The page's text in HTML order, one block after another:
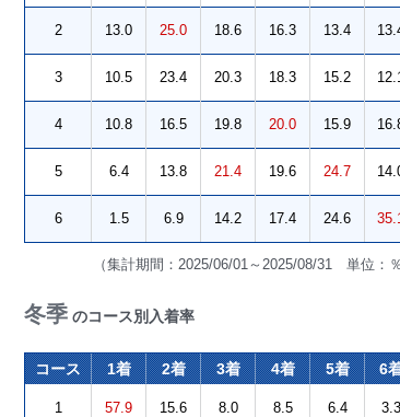
2 13.0 25.0 18.6 16.3 13.4
3 10.5 23.4 20.3 18.3 15.2
4 10.8 16.5 19.8 20.0 15.9
5 6.4 13.8 21.4 19.6 24.7
6 1.5 6.9 14.2 17.4 24.6
（集計期間：2025/06/01～2025/08/31 単位：
冬季 のコース別入着率
コース 1着 2着 3着 4着 5着 6
1 57.9 15.6 8.0 8.5 6.4 3.3